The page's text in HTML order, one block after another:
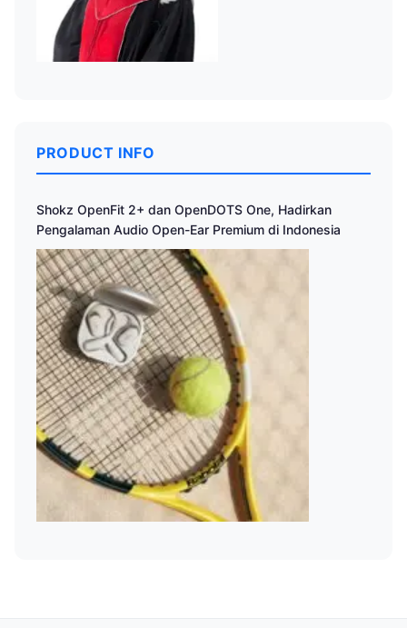
PRODUCT INFO
Shokz OpenFit 2+ dan OpenDOTS One, Hadirkan
Pengalaman Audio Open-Ear Premium di Indonesia